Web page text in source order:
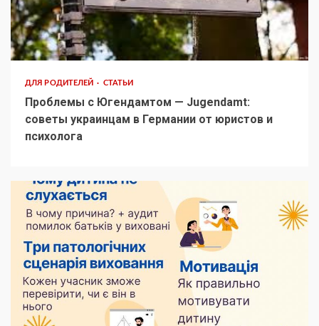
ДЛЯ РОДИТЕЛЕЙ СТАТЬИ
Проблемы с Югендамтом — Jugendamt:
советы украинцам в Германии от юристов и
психолога